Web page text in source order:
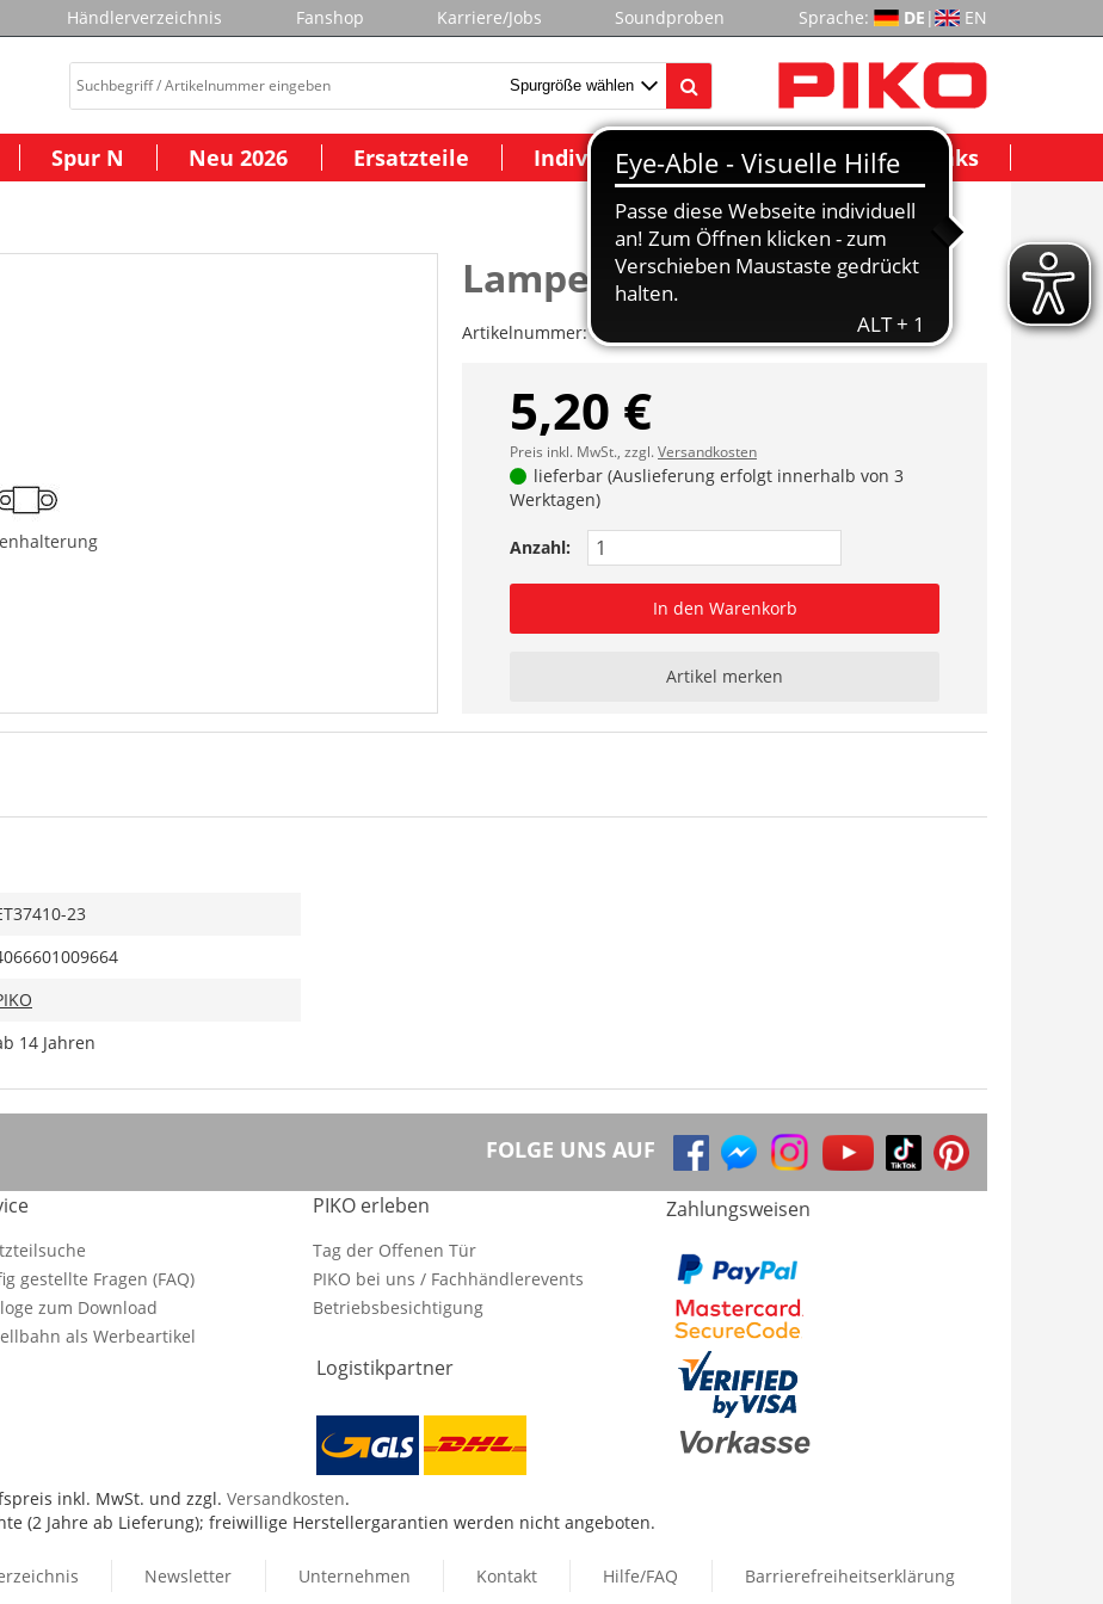
Händlerverzeichnis Fanshop Karriere/Jobs Soundproben Sprache: DE | EN
Spur N Neu 2026 Ersatzteile Individuelle Modelle Wichtige Links
Lampenhalterung
Artikelnummer:ET37410-23
5,20 €
Preis inkl. MwSt., zzgl.Versandkosten
lieferbar (Auslieferung erfolgt innerhalb von 3
Werktagen)
Anzahl:
In den Warenkorb
Artikel merken
23
14 Jahren
FOLGE UNS AUF
gestellte Fragen (FAQ)
zum Download
als Werbeartikel
PIKO erleben
Tag der Offenen Tür
PIKO bei uns / Fachhändlerevents
Betriebsbesichtigung
Logistikpartner
Zahlungsweisen
inkl. MwSt. und zzgl. Versandkosten.
(2 Jahre ab Lieferung); freiwillige Herstellergarantien werden nicht angeboten.
Newsletter Unternehmen Kontakt Hilfe/FAQ Barrierefreiheitserklärung